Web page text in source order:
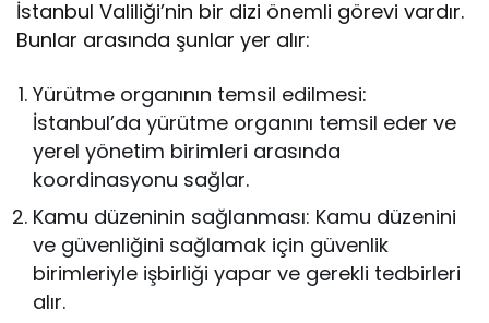
İstanbul Valiliği’nin bir dizi önemli görevi vardır.
Bunlar arasında şunlar yer alır:
Yürütme organının temsil edilmesi:
İstanbul’da yürütme organını temsil eder ve
yerel yönetim birimleri arasında
koordinasyonu sağlar.
Kamu düzeninin sağlanması: Kamu düzenini
ve güvenliğini sağlamak için güvenlik
birimleriyle işbirliği yapar ve gerekli tedbirleri
alır.